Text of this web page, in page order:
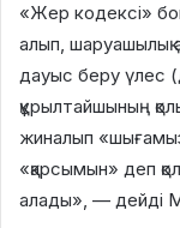
«Жер кодексі»
алып, шаруашылық
дауыс беру үлес
құрылтайшының
жиналып
«қарсымын» деп
алады», — дейді